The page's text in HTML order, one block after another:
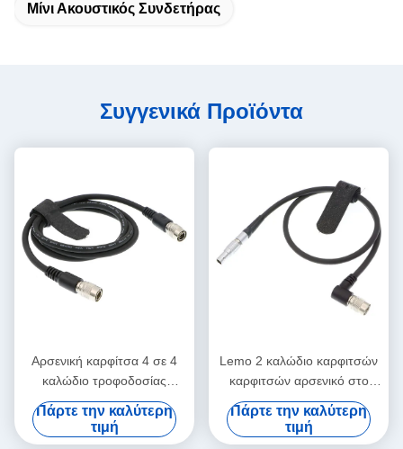
Μίνι Ακουστικός Συνδετήρας
Συγγενικά Προϊόντα
Αρσενική καρφίτσα 4 σε 4
καλώδιο τροφοδοσίας
καρφιτσών για τους υγιείς
αναμίκτες συσκευών 39
ίντσες
Πάρτε την καλύτερη
τιμή
Lemo 2 καλώδιο καρφιτσών
καρφιτσών αρσενικό στο
αρσενικό 4 για το μπουλόνι
500 Teradek συσκευή
αποστολής σημάτων από τη
Πάρτε την καλύτερη
τιμή